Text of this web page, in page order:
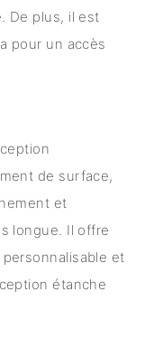
De plus, il est
pour un accès
de surface,
et
longue. Il offre
et
étanche